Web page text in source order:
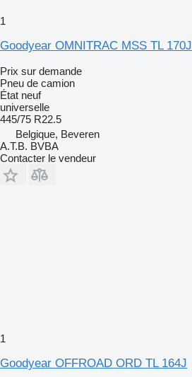
1
Goodyear OMNITRAC MSS TL 170J
Prix sur demande
Pneu de camion
État neuf
universelle
445/75 R22.5
Belgique, Beveren
A.T.B. BVBA
Contacter le vendeur
1
Goodyear OFFROAD ORD TL 164J